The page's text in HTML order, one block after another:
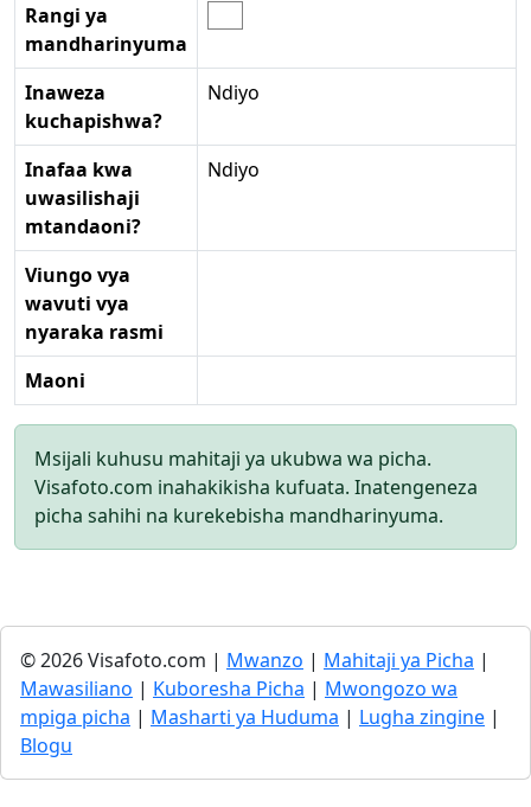
Rangi ya
mandharinyuma
Inaweza
kuchapishwa?
Ndiyo
Inafaa kwa
uwasilishaji
mtandaoni?
Ndiyo
Viungo vya
wavuti vya
nyaraka rasmi
Maoni
Msijali kuhusu mahitaji ya ukubwa wa picha.
Visafoto.com inahakikisha kufuata. Inatengeneza
picha sahihi na kurekebisha mandharinyuma.
© 2026 Visafoto.com | Mwanzo | Mahitaji ya Picha |
Mawasiliano | Kuboresha Picha | Mwongozo wa
mpiga picha | Masharti ya Huduma | Lugha zingine |
Blogu